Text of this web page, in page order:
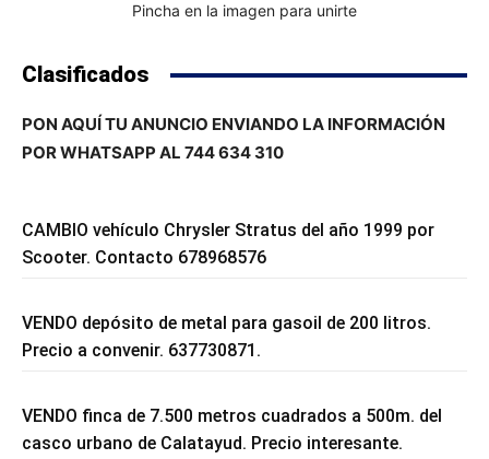
Pincha en la imagen para unirte
Clasificados
PON AQUÍ TU ANUNCIO ENVIANDO LA INFORMACIÓN
POR WHATSAPP AL 744 634 310
CAMBIO vehículo Chrysler Stratus del año 1999 por
Scooter. Contacto 678968576
VENDO depósito de metal para gasoil de 200 litros.
Precio a convenir. 637730871.
VENDO finca de 7.500 metros cuadrados a 500m. del
casco urbano de Calatayud. Precio interesante.